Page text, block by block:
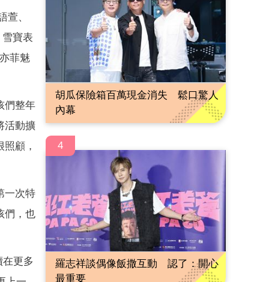
萱、
寶表
菲魅
們整年
活動擴
顧，
一次特
們，也
更多
胡瓜保險箱百萬現金消失 鬆口驚人
內幕
4
羅志祥談偶像飯撒互動 認了：開心
最重要